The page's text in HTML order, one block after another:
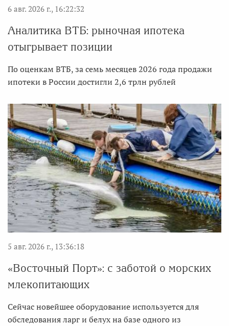
6 авг. 2026 г., 16:22:32
Аналитика ВТБ: рыночная ипотека
отыгрывает позиции
По оценкам ВТБ, за семь месяцев 2026 года продажи
ипотеки в России достигли 2,6 трлн рублей
5 авг. 2026 г., 13:36:18
«Восточный Порт»: с заботой о морских
млекопитающих
Сейчас новейшее оборудование используется для
обследования ларг и белух на базе одного из